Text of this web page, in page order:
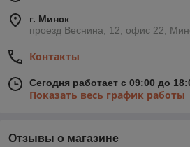
г. Минск
проезд Веснина, 12, офис 22,
Контакты
Сегодня работает с 09:00 до
Показать весь график работы
Отзывы о магазине